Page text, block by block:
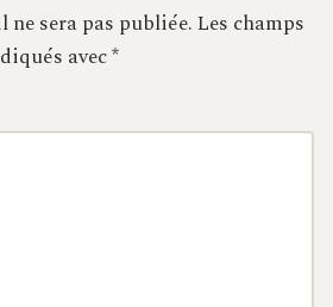
ne sera pas publiée.Les champs
avec*